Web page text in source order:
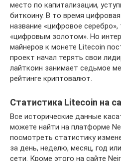
место по капитализации,
биткоину. В то время
название «цифровое
«цифровым золотом». Но
майнеров к монете Litecoin
проект начал терять свои
лайткоин занимает седьмое
рейтинге криптовалют.
Статистика Litecoin на
Все исторические данные
можете найти на платформе
посмотреть статистику
за день, неделю, месяц, год
сети. Кроме этого на сайте